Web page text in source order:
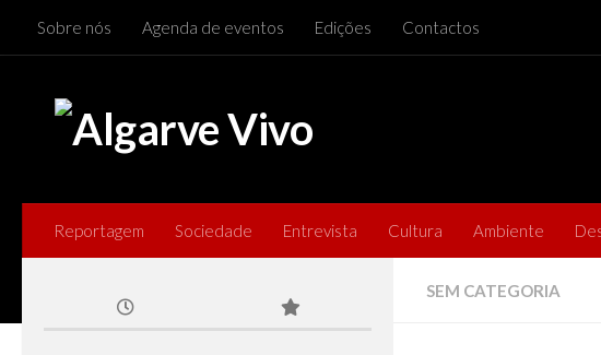
Skip to content
Sobre nós Agenda de eventos Edições Contactos
Reportagem Sociedade Entrevista Cultura Ambiente
SEM CATEGORIA